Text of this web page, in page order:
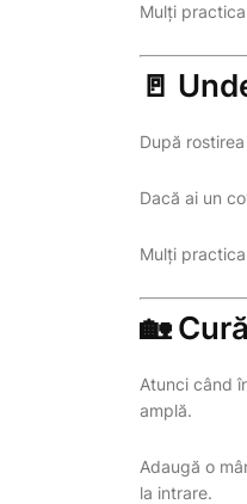
Mulți
🚪
După
Dacă ai un
Mulți
🏡
Atunci când
amplă.
Adaugă o
la intrare.